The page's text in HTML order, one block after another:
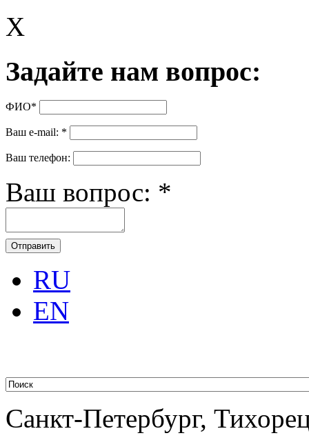
X
Задайте нам вопрос:
ФИО*
Ваш e-mail: *
Ваш телефон:
Ваш вопрос: *
RU
EN
Санкт-Петербург,